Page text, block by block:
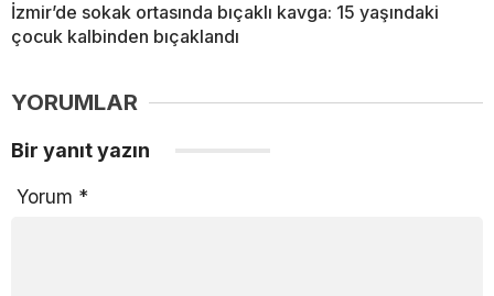
İzmir’de sokak ortasında bıçaklı kavga: 15 yaşındaki
çocuk kalbinden bıçaklandı
YORUMLAR
Bir yanıt yazın
Yorum *